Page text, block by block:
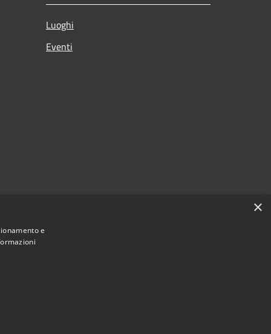
Luoghi
Eventi
×
e